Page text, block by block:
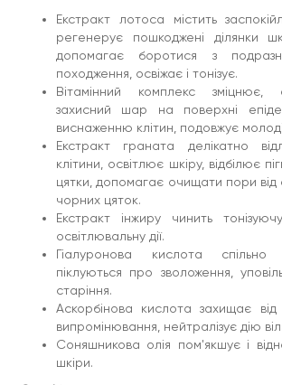
Активні компоненти:
Метилпропандіол,
тригліцерид,
Трегалоза, Алантоїн,
насіння соняшнику, Бутиленгліколь,
1,2-гександіол, Ксилітол, Екстракт
вода, Гіалуронат натрію, Екстракт
Екстракт квіток троянди,
Морська вода, Пантенол,
Екстракт насіння сої, Екстракт
лактобактерій, Гіалуронова
гіалуронова кислота, Біотин,
кислота, Біофлавоноїди,
Токоферолу ацетат, Глутатіон
Клас косметики: Професійна
Країна-виробник: Південна Корея
Призначення: Живлення,
Вік: 18+
Об'єм: 30 мл
Стать: Для жінок
Тип засобу: Маска
Тип шкіри: Всі типи
Час застосування: Універсальний
Екстракт лотоса містить
регенерує пошкоджені ділянки
допомагає боротися з
походження, освіжає і тонізує.
Вітамінний комплекс зміцнює,
захисний шар на поверхні
виснаженню клітин, подовжує
Екстракт граната делікатно
клітини, освітлює шкіру, відбілює
цятки, допомагає очищати пори від
чорних цяток.
Екстракт інжиру чинить
освітлювальну дії.
Гіалуронова кислота
піклуються про зволоження,
старіння.
Аскорбінова кислота захищає
випромінювання, нейтралізує дію
Соняшникова олія пом'якшує і
шкіри.